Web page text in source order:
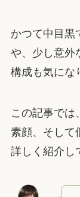
かつて中目黒
や、少し意外
構成も気にな
この記事では
素顔、そして
詳しく紹介し